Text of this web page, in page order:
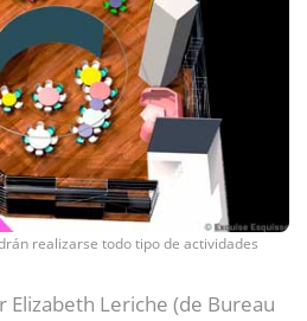
realizarse todo tipo de actividades
Elizabeth Leriche (de Bureau